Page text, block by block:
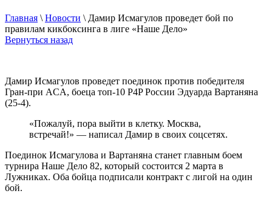
Главная \ Новости \ Дамир Исмагулов проведет бой по
правилам кикбоксинга в лиге «Наше Дело»
Вернуться назад
Дамир Исмагулов проведет поединок против победителя
Гран-при ACA, боеца топ-10 P4P России Эдуарда Вартаняна
(25-4).
«Пожалуй, пора выйти в клетку. Москва,
встречай!» — написал Дамир в своих соцсетях.
Поединок Исмагулова и Вартаняна станет главным боем
турнира Наше Дело 82, который состоится 2 марта в
Лужниках. Оба бойца подписали контракт с лигой на один
бой.